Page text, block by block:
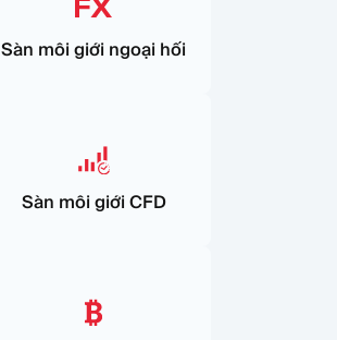
Sàn môi giới ngoại hối
Sàn môi giới CFD